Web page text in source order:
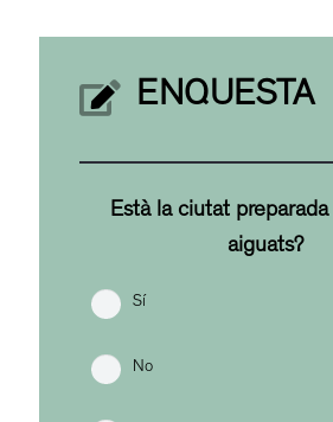
ENQUESTA
Està la ciutat
aiguats?
Sí
No